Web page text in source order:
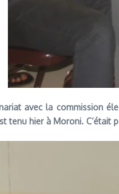
avec la commission
tenu hier à Moroni.